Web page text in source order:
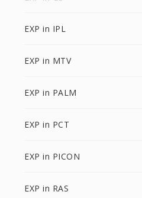
EXP in IPL
EXP in MTV
EXP in PALM
EXP in PCT
EXP in PICON
EXP in RAS